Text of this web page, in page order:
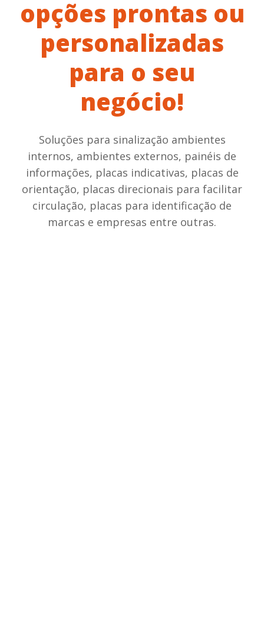
opções prontas ou
personalizadas
para o seu
negócio!
Soluções para sinalização ambientes
internos, ambientes externos, painéis de
informações, placas indicativas, placas de
orientação, placas direcionais para facilitar
circulação, placas para identificação de
marcas e empresas entre outras.